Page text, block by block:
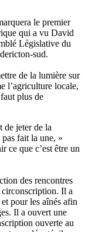
le premier
qui a vu David
Législative du
sud.
de la lumière sur
l’agriculture locale,
plus de
de jeter de la
pas fait la une, »
ce que c’est être un
des rencontres
circonscription. Il a
pour les aînés afin
Il a ouvert une
ouverte au